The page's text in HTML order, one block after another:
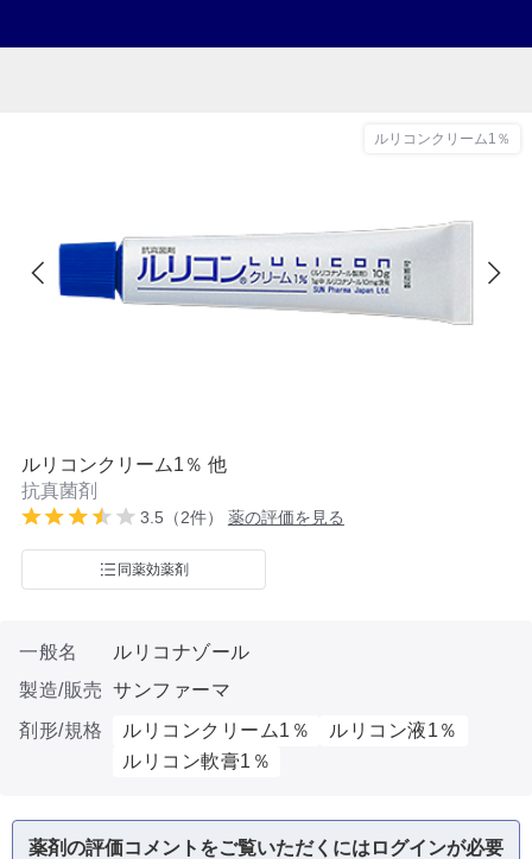
ルリコンクリーム1％
ルリコンクリーム1％ 他
抗真菌剤
3.5（2件） 薬の評価を見る
同薬効薬剤
一般名
ルリコナゾール
製造/販売 サンファーマ
剤形/規格
ルリコンクリーム1％
ルリコン液1％
ルリコン軟膏1％
薬剤の評価コメントをご覧いただくにはログインが必要